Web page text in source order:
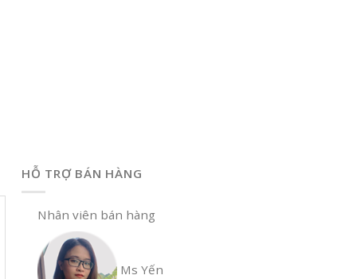
HỖ TRỢ BÁN HÀNG
Nhân viên bán hàng
Ms Yến